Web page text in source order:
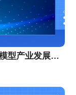
东信入选第一新声《2024年中国AI大模型产业发展与应用研究报告》产业图谱